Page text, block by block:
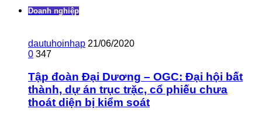
Doanh nghiệp
dautuhoinhap 21/06/2020
0 347
Tập đoàn Đại Dương – OGC: Đại hội bất
thành, dự án trục trặc, cổ phiếu chưa
thoát diện bị kiểm soát